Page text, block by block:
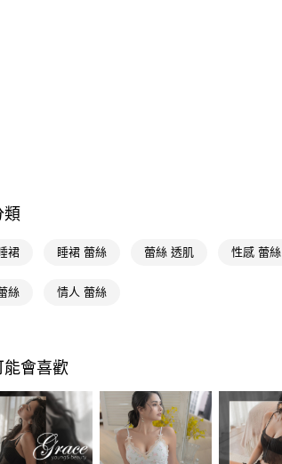
類
裙 睡裙 蕾絲 蕾絲 透肌 性感 蕾絲
絲 情人 蕾絲
能會喜歡